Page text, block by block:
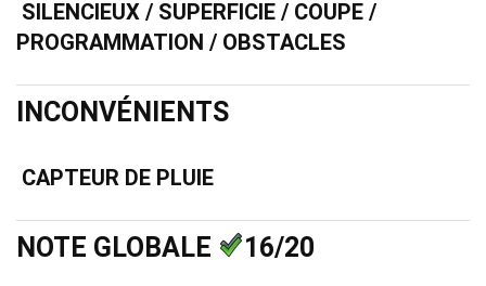
SILENCIEUX / SUPERFICIE / COUPE /
PROGRAMMATION / OBSTACLES
INCONVÉNIENTS
CAPTEUR DE PLUIE
NOTE GLOBALE 16/20